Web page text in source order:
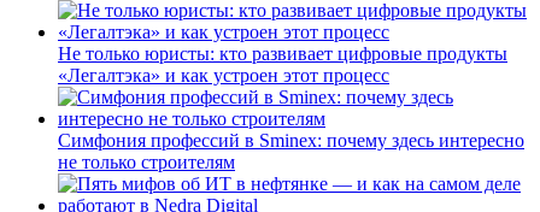
Не только юристы: кто развивает цифровые продукты
«Легалтэка» и как устроен этот процесс
Симфония профессий в Sminex: почему здесь интересно
не только строителям